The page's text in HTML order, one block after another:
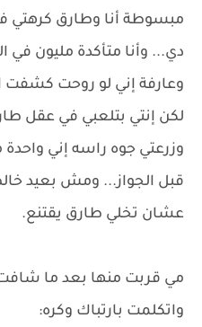
مبسوطة أنا وطارق كرهتي
دي... وأنا متأكدة مليون في
وعارفة إني لو روحت كشفت
لكن إنتي بتلعبي في عقل
وزرعتي جوه راسه إني
قبل الجواز... ومش بعيد
عشان تخلي طارق يقتنع.
مي قربت منها بعد ما
واتكلمت بارتباك وكره: